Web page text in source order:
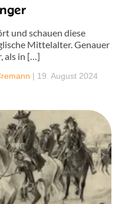
und schauen diese
Mittelalter. Genauer
als in […]
| 19. August 2024